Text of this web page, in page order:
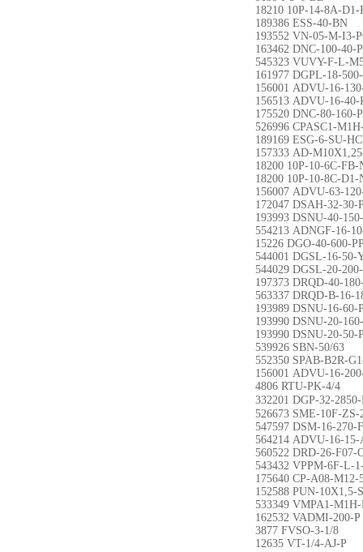
18210 10P-14-8A-
189386 ESS-40-BN
193552 VN-05-M-I3-
163462 DNC-100-40-
545323 VUVY-F-L-
161977 DGPL-18-
156001 ADVU-16-
156513 ADVU-16-40-
175520 DNC-80-160-P
526996 CPASC1-
189169 ESG-6-SU-
157333 AD-
18200 10P-10-6C-
18200 10P-10-8C-
156007 ADVU-63-
172047 DSAH-32-30-
193993 DSNU-40-
554213 ADNGF-16-
15226 DGO-40-600-
544001 DGSL-16-50-
544029 DGSL-20-
197373 DRQD-40-
563337 DRQD-B-16-
193989 DSNU-16-60-
193990 DSNU-20-
193990 DSNU-20-50-
539926 SBN-50/63
552350 SPAB-B2R-
156001 ADVU-16-
4806 RTU-PK-4/4
332201 DGP-32-
526673 SME-10F-
547597 DSM-16-270-
564214 ADVU-16-
560522 DRD-26-F07-
543432 VPPM-6F-L-
175640 CP-A08-M12-
152588 PUN-10X1,5-
533349 VMPA1-
162532 VADMI-200-P
3877 FVSO-3-1/8
12635 VT-1/4-AJ-P